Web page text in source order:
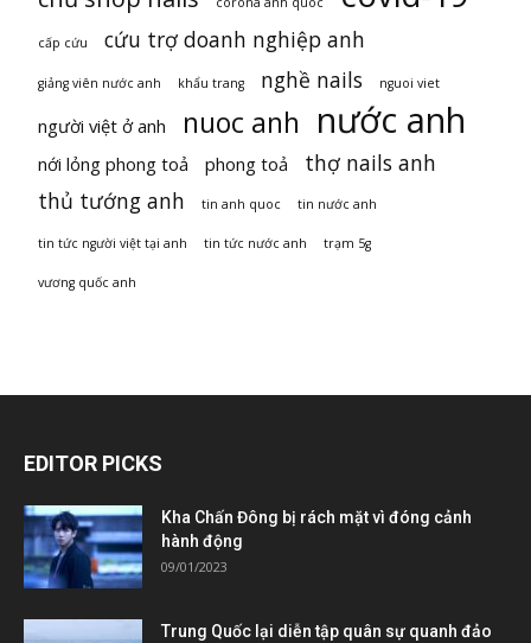
cấp cứu cứu trợ doanh nghiệp anh
giảng viên nước anh khẩu trang nghề nails nguoi viet
người việt ở anh nuoc anh nước anh
nới lỏng phong toả phong toả
thợ nails anh
thủ tướng anh
tin anh quoc tin nước anh
tin tức người việt tại anh tin tức nước anh trạm 5g
vương quốc anh
EDITOR PICKS
Kha Chấn Đông bị rách mặt vì đóng cảnh
hành động
09/01/2023
Trung Quốc lại diễn tập quân sự quanh đảo